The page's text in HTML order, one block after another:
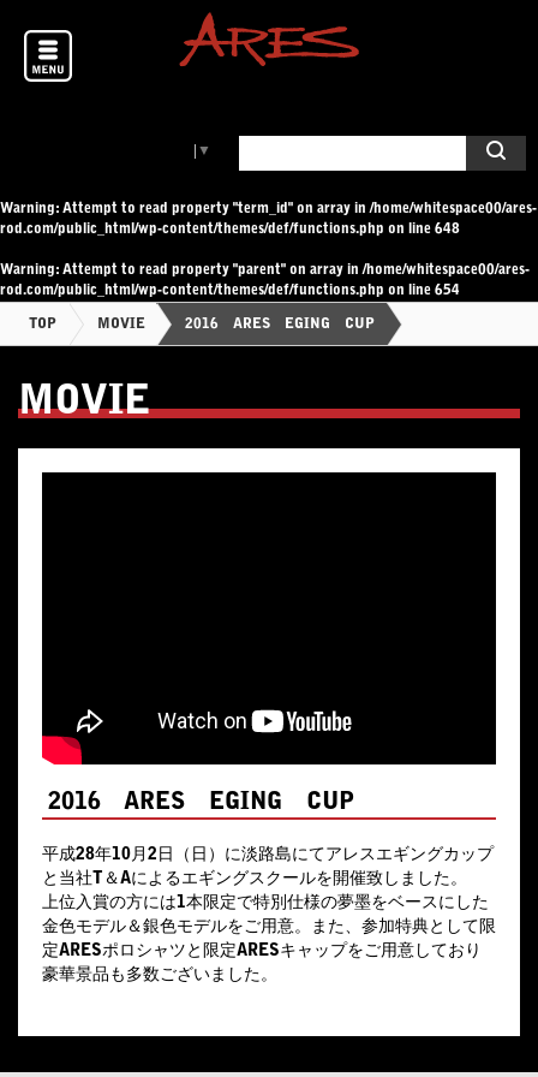
▼
Warning : Attempt to read property "term_id" on array in/home/whitespace00/ares-
rod.com/public_html/wp-content/themes/def/functions.php on line 648
Warning : Attempt to read property "parent" on array in/home/whitespace00/ares-
rod.com/public_html/wp-content/themes/def/functions.php on line 654
TOP MOVIE 2016 ARES EGING CUP
MOVIE
2016 ARES EGING CUP
平成28年10月2日（日）に淡路島にてアレスエギングカップ
と当社T＆Aによるエギングスクールを開催致しました。
上位入賞の方には1本限定で特別仕様の夢墨をベースにした
金色モデル＆銀色モデルをご用意。また、参加特典として限
定ARESポロシャツと限定ARESキャップをご用意しており
豪華景品も多数ございました。